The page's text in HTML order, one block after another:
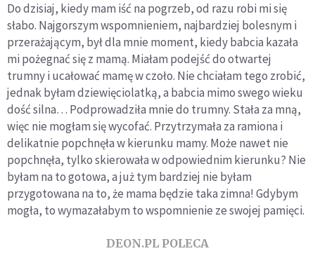
Do dzisiaj, kiedy mam iść na pogrzeb, od razu robi mi się
słabo. Najgorszym wspomnieniem, najbardziej bolesnym i
przerażającym, był dla mnie moment, kiedy babcia kazała
mi pożegnać się z mamą. Miałam podejść do otwartej
trumny i ucałować mamę w czoło. Nie chciałam tego zrobić,
jednak byłam dziewięciolatką, a babcia mimo swego wieku
dość silna… Podprowadziła mnie do trumny. Stała za mną,
więc nie mogłam się wycofać. Przytrzymała za ramiona i
delikatnie popchnęła w kierunku mamy. Może nawet nie
popchnęła, tylko skierowała w odpowiednim kierunku? Nie
byłam na to gotowa, a już tym bardziej nie byłam
przygotowana na to, że mama będzie taka zimna! Gdybym
mogła, to wymazałabym to wspomnienie ze swojej pamięci.
DEON.PL POLECA